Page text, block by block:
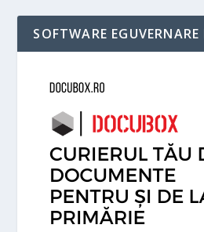
SOFTWARE